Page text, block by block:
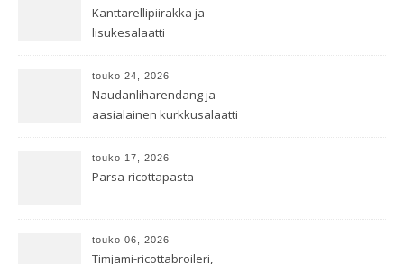
Kanttarellipiirakka ja
lisukesalaatti
touko 24, 2026
Naudanliharendang ja
aasialainen kurkkusalaatti
touko 17, 2026
Parsa-ricottapasta
touko 06, 2026
Timjami-ricottabroileri,